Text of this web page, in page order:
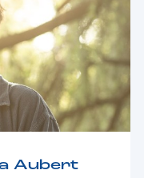
Aubert